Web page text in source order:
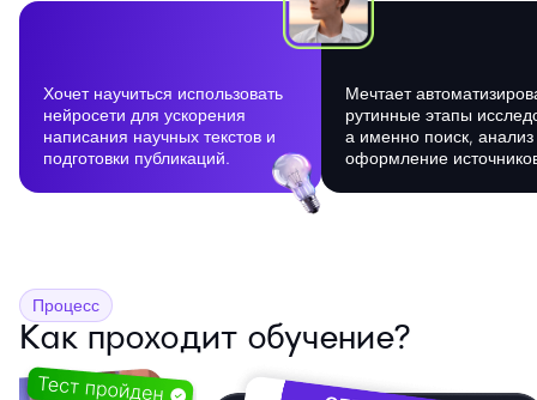
Хочет научиться использовать
нейросети для ускорения
написания научных текстов и
подготовки публикаций.
Мечтает
рутинные этапы
а именно поиск, анализ
оформление
Процесс
Как проходит обучение?